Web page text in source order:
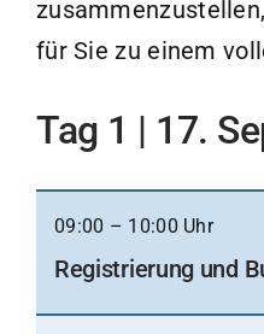
für Sie zu einem
Tag 1 | 17.
09:00 – 10:00 Uhr
Registrierung und